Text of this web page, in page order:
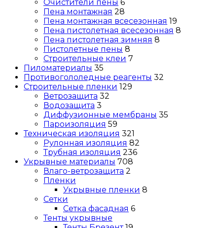
Очистители пены 6
Пена монтажная 28
Пена монтажная всесезонная 19
Пена пистолетная всесезонная 8
Пена пистолетная зимняя 8
Пистолетные пены 8
Строительные клеи 7
Пиломатериалы 35
Противогололедные реагенты 32
Строительные пленки 129
Ветрозащита 32
Водозащита 3
Диффузионные мембраны 35
Пароизоляция 59
Техническая изоляция 321
Рулонная изоляция 82
Трубная изоляция 236
Укрывные материалы 708
Влаго-ветрозащита 2
Пленки
Укрывные пленки 8
Сетки
Сетка фасадная 6
Тенты укрывные